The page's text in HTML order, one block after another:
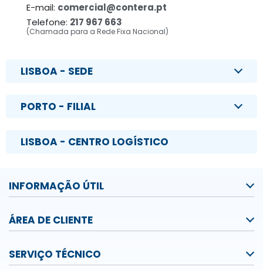
E-mail: comercial@contera.pt
Telefone: 217 967 663
(Chamada para a Rede Fixa Nacional)
LISBOA - SEDE
PORTO - FILIAL
LISBOA - CENTRO LOGÍSTICO
INFORMAÇÃO ÚTIL
ÁREA DE CLIENTE
SERVIÇO TÉCNICO